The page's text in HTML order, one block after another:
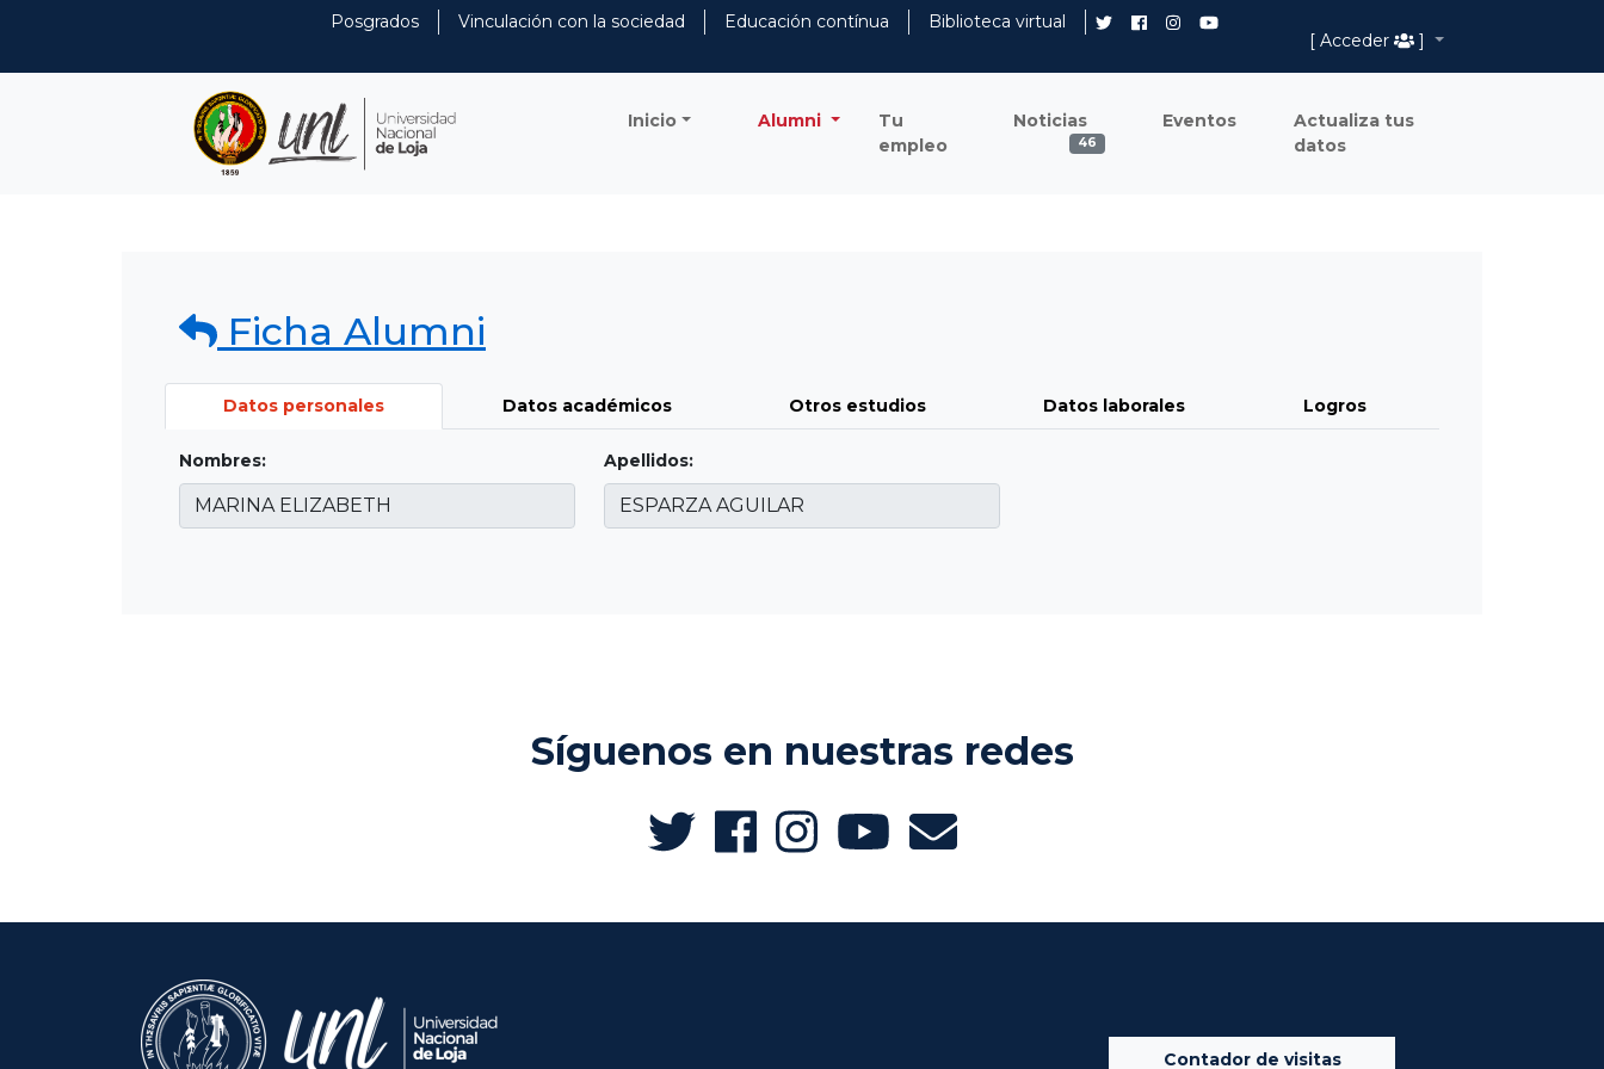
Posgrados Vinculación con la sociedad Educación contínua
Biblioteca virtual
[ Acceder
]
Inicio Alumni
Tu
empleo
Noticias
46
Eventos
Actualiza tus
datos
Ficha Alumni
Datos personales Datos académicos Otros estudios Datos laborales Logros
Nombres: Apellidos:
Síguenos en nuestras redes
Contador de visitas